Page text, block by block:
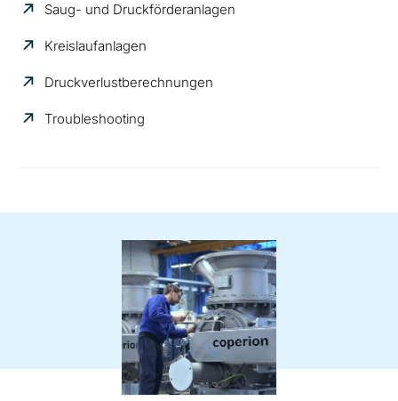
Saug- und Druckförderanlagen
Kreislaufanlagen
Druckverlustberechnungen
Troubleshooting